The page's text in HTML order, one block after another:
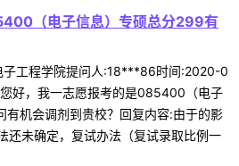
（电子信息）专硕总分299有
子工程学院提问人:18***86时间:2020-0
好，我一志愿报考的是085400（电子
机会调剂到贵校？回复内容:由于的影
还未确定，复试办法（复试录取比例一